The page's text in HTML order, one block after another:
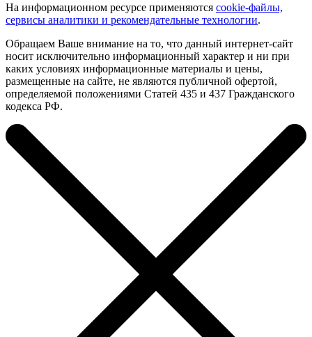
На информационном ресурсе применяются cookie-файлы,
сервисы аналитики и рекомендательные технологии.
Обращаем Ваше внимание на то, что данный интернет-сайт
носит исключительно информационный характер и ни при
каких условиях информационные материалы и цены,
размещенные на сайте, не являются публичной офертой,
определяемой положениями Статей 435 и 437 Гражданского
кодекса РФ.